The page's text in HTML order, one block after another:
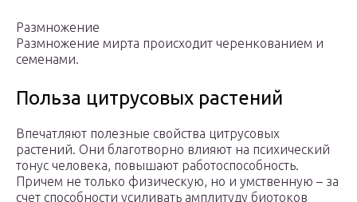
Размножение
Размножение мирта происходит черенкованием и
семенами.
Польза цитрусовых растений
Впечатляют полезные свойства цитрусовых
растений. Они благотворно влияют на психический
тонус человека, повышают работоспособность.
Причем не только физическую, но и умственную – за
счет способности усиливать амплитуду биотоков